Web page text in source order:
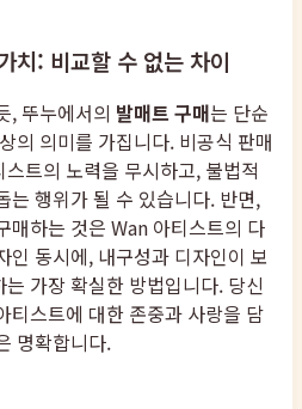
치: 비교할 수 없는 차이
, 뚜누에서의 발매트 구매는 단순
의 의미를 가집니다. 비공식 판매
트의 노력을 무시하고, 불법적
는 행위가 될 수 있습니다. 반면,
매하는 것은 Wan 아티스트의 다
인 동시에, 내구성과 디자인이 보
가장 확실한 방법입니다. 당신
티스트에 대한 존중과 사랑을 담
명확합니다.